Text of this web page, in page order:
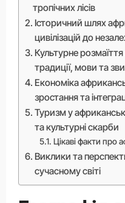
тропічних лісів
Історичний шлях
цивілізацій до
Культурне
традиції, мови та
Економіка
зростання та
Туризм у
та культурні скарби
Цікаві факти про
Виклики та
сучасному світі